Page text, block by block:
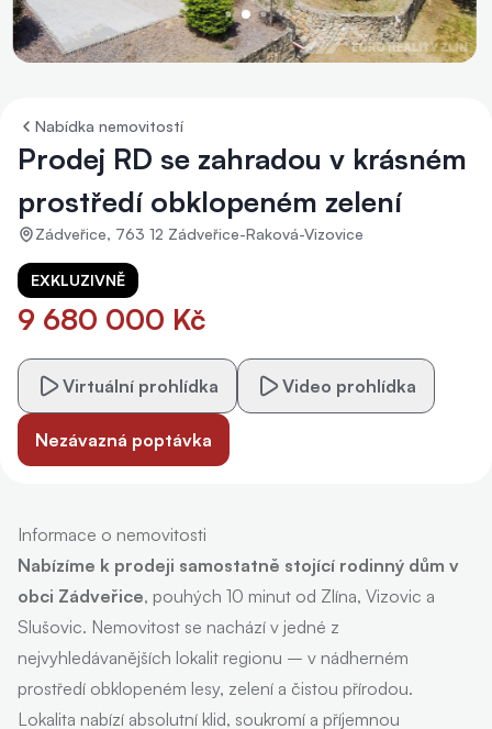
Nabídka nemovitostí
Prodej RD se zahradou v krásném
prostředí obklopeném zelení
Zádveřice, 763 12 Zádveřice-Raková-Vizovice
EXKLUZIVNĚ
9 680 000 Kč
Virtuální prohlídka Video prohlídka
Nezávazná poptávka
Informace o nemovitosti
Nabízíme k prodeji samostatně stojící rodinný dům v
obci Zádveřice, pouhých 10 minut od Zlína, Vizovic a
Slušovic. Nemovitost se nachází v jedné z
nejvyhledávanějších lokalit regionu – v nádherném
prostředí obklopeném lesy, zelení a čistou přírodou.
Lokalita nabízí absolutní klid, soukromí a příjemnou